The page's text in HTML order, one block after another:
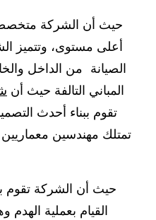
حيث أن الشركة
أعلى مستوى، وتتميز
الصيانة من الداخل
المباني التالفة حيث أن
تقوم ببناء أحدث
تمتلك مهندسين
حيث أن الشركة تقوم
القيام بعملية